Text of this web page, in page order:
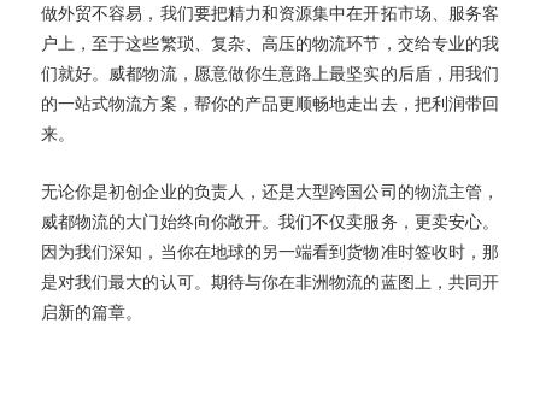
做外贸不容易，我们要把精力和资源集中在开拓市场、服务客
户上，至于这些繁琐、复杂、高压的物流环节，交给专业的我
们就好。威都物流，愿意做你生意路上最坚实的后盾，用我们
的一站式物流方案，帮你的产品更顺畅地走出去，把利润带回
来。
无论你是初创企业的负责人，还是大型跨国公司的物流主管，
威都物流的大门始终向你敞开。我们不仅卖服务，更卖安心。
因为我们深知，当你在地球的另一端看到货物准时签收时，那
是对我们最大的认可。期待与你在非洲物流的蓝图上，共同开
启新的篇章。